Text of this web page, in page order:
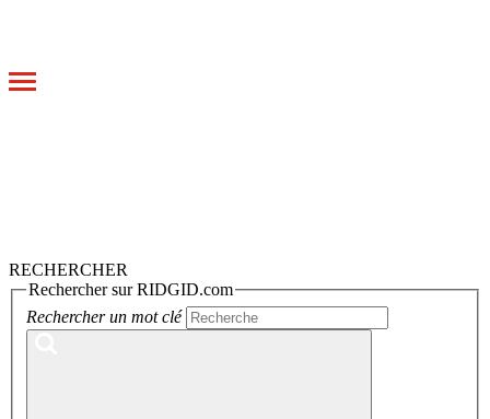
Toggle
RECHERCHER
Rechercher sur RIDGID.com
Rechercher un mot clé